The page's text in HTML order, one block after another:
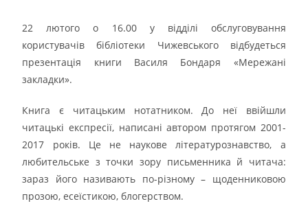
22 лютого о 16.00 у відділі обслуговування
користувачів бібліотеки Чижевського відбудеться
презентація книги Василя Бондаря «Мережані
закладки».
Книга є читацьким нотатником. До неї ввійшли
читацькі експресії, написані автором протягом 2001-
2017 років. Це не наукове літературознавство, а
любительське з точки зору письменника й читача:
зараз його називають по-різному – щоденниковою
прозою, есеїстикою, блогерством.